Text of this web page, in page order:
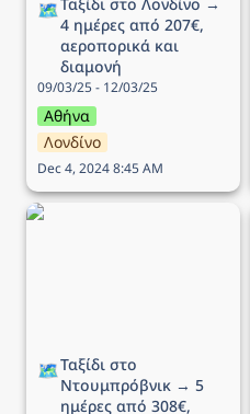
🗺️
4 ημέρες από 207€,
αεροπορικά και
διαμονή
09/03/25 - 12/03/25
Αθήνα
Λονδίνο
Dec 4, 2024 8:45 AM
Ταξίδι στο Ντουμπρόβνικ
🗺️Ταξίδι στο
Ντουμπρόβνικ → 5
ημέρες από 308€,